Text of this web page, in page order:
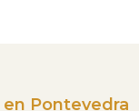
Pontevedra